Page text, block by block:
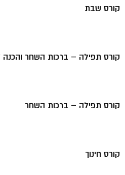
קורס שבת
קורס תפילה – ברכות השחר והכנה
קורס תפילה – ברכות השחר
קורס חינוך